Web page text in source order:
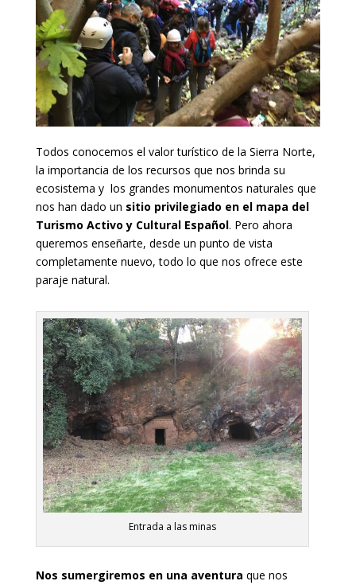
Todos conocemos el valor turístico de la Sierra Norte,
la importancia de los recursos que nos brinda su
ecosistema y los grandes monumentos naturales que
nos han dado un sitio privilegiado en el mapa del
Turismo Activo y Cultural Español. Pero ahora
queremos enseñarte, desde un punto de vista
completamente nuevo, todo lo que nos ofrece este
paraje natural.
Entrada a las minas
Nos sumergiremos en una aventura que nos